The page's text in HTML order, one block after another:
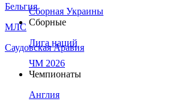
Бельгия
МЛС
Саудовская Аравия
Сборная Украины
Сборные
Лига наций
ЧМ 2026
Чемпионаты
Англия